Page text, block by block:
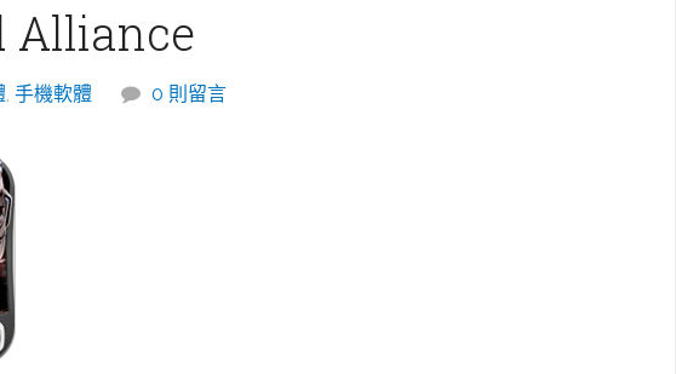
Alliance
, 手機軟體 0 則留言